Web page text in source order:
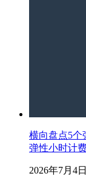
横向盘点5个
弹性小时计
2026年7月4日